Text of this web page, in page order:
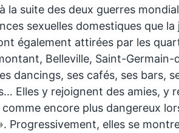
la suite des deux guerres
sexuelles domestiques que
également attirées par les
Belleville, Saint-Germain-
dancings, ses cafés, ses bars,
Elles y rejoignent des amies, y
encore plus dangereux
Progressivement, elles se